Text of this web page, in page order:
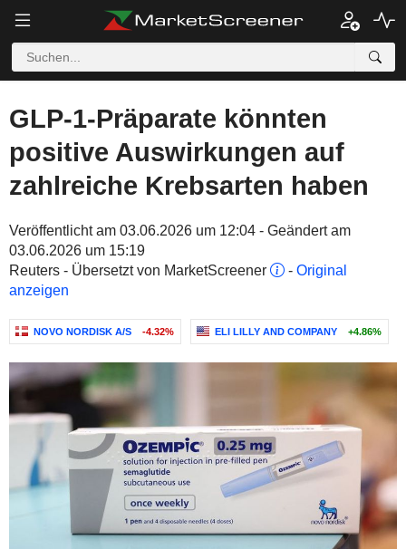
GLP-1-Präparate könnten
positive Auswirkungen auf
zahlreiche Krebsarten haben
Veröffentlicht am 03.06.2026 um 12:04 - Geändert am
03.06.2026 um 15:19
Reuters - Übersetzt von MarketScreener
- Original
anzeigen
NOVO NORDISK A/S -4.32% ELI LILLY AND COMPANY +4.86%